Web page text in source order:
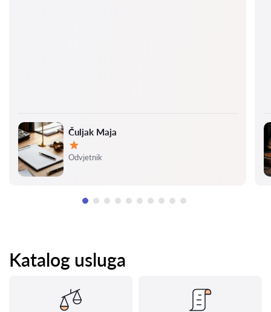
Čuljak Maja
Ocjena:
Odvjetnik
Katalog usluga